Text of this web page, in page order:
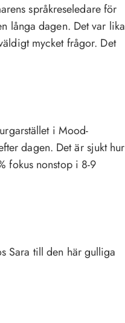
språkreseledare för
långa dagen. Det var lika
mycket frågor. Det
i Mood-
dagen. Det är sjukt hur
fokus nonstop i 8-9
Sara till den här gulliga